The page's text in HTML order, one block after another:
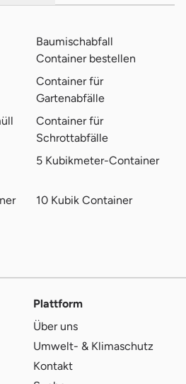
Baumischabfall
Container bestellen
Container für
Gartenabfälle
Container für
Schrottabfälle
5 Kubikmeter-Container
10 Kubik Container
Plattform
Über uns
Umwelt- & Klimaschutz
Kontakt